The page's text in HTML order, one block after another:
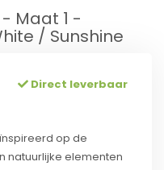
Maat 1 -
/ Sunshine
Direct leverbaar
op de
natuurlijke elementen